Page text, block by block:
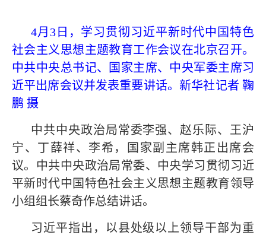
4月3日，学习贯彻习近平新时代中国特色
社会主义思想主题教育工作会议在北京召开。
中共中央总书记、国家主席、中央军委主席习
近平出席会议并发表重要讲话。新华社记者 鞠
鹏 摄
中共中央政治局常委李强、赵乐际、王沪
宁、丁薛祥、李希，国家副主席韩正出席会
议。中共中央政治局常委、中央学习贯彻习近
平新时代中国特色社会主义思想主题教育领导
小组组长蔡奇作总结讲话。
习近平指出，以县处级以上领导干部为重